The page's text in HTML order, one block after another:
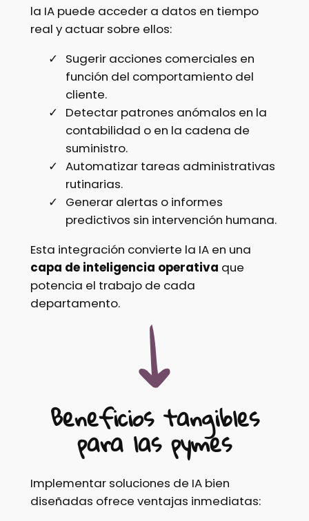
la IA puede acceder a datos en tiempo
real y actuar sobre ellos:
Sugerir acciones comerciales en
función del comportamiento del
cliente.
Detectar patrones anómalos en la
contabilidad o en la cadena de
suministro.
Automatizar tareas administrativas
rutinarias.
Generar alertas o informes
predictivos sin intervención humana.
Esta integración convierte la IA en una
capa de inteligencia operativa que
potencia el trabajo de cada
departamento.
Beneficios tangibles
para las pymes
Implementar soluciones de IA bien
diseñadas ofrece ventajas inmediatas: